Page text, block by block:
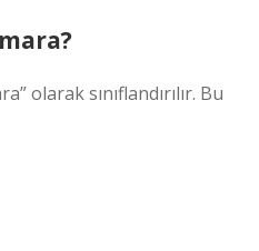
olarak sınıflandırılır. Bu